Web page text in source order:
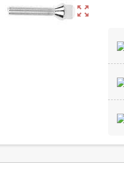
zoom_out_map